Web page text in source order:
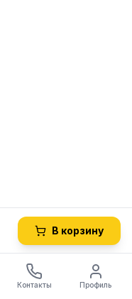
В корзину
Контакты Профиль